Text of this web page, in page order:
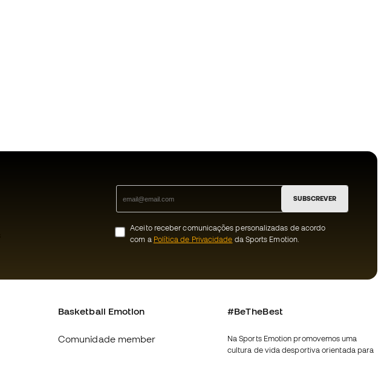
SUBSCREVER
Aceito receber comunicações personalizadas de acordo
com a Política de Privacidade da Sports Emotion.
Basketball Emotion
Comunidade member
#BeTheBest
Na Sports Emotion promovemos uma
cultura de vida desportiva orientada para